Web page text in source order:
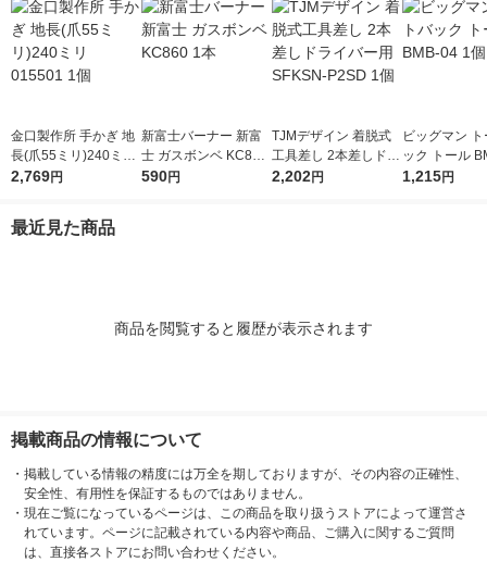
金口製作所 手かぎ 地
長(爪55ミリ)240ミリ
015501 1個
2,769円
新富士バーナー 新富
士 ガスボンベ KC860
1本
590円
TJMデザイン 着脱式
工具差し 2本差しドラ
イバー用 SFKSN-P2S
2,202円
ビッグマン
ック トール
個
1,215円
最近見た商品
商品を閲覧すると履歴が表示されます
掲載商品の情報について
・ 掲載している情報の精度には万全を期しておりますが、その内容の正確性、
安全性、有用性を保証するものではありません。
・ 現在ご覧になっているページは、この商品を取り扱うストアによって運営さ
れています。ページに記載されている内容や商品、ご購入に関するご質問
は、直接各ストアにお問い合わせください。